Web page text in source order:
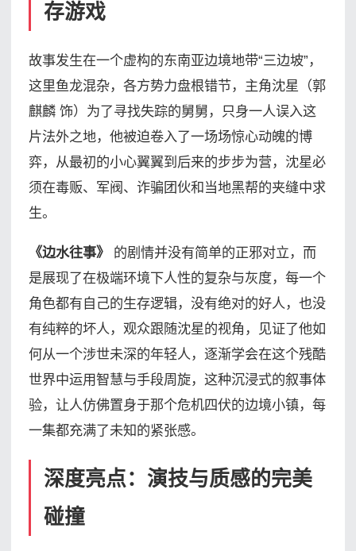
存游戏
故事发生在一个虚构的东南亚边境地带“三边坡”，
这里鱼龙混杂，各方势力盘根错节，主角沈星（郭
麒麟 饰）为了寻找失踪的舅舅，只身一人误入这
片法外之地，他被迫卷入了一场场惊心动魄的博
弈，从最初的小心翼翼到后来的步步为营，沈星必
须在毒贩、军阀、诈骗团伙和当地黑帮的夹缝中求
生。
《边水往事》
的剧情并没有简单的正邪对立，而
是展现了在极端环境下人性的复杂与灰度，每一个
角色都有自己的生存逻辑，没有绝对的好人，也没
有纯粹的坏人，观众跟随沈星的视角，见证了他如
何从一个涉世未深的年轻人，逐渐学会在这个残酷
世界中运用智慧与手段周旋，这种沉浸式的叙事体
验，让人仿佛置身于那个危机四伏的边境小镇，每
一集都充满了未知的紧张感。
深度亮点：演技与质感的完美
碰撞